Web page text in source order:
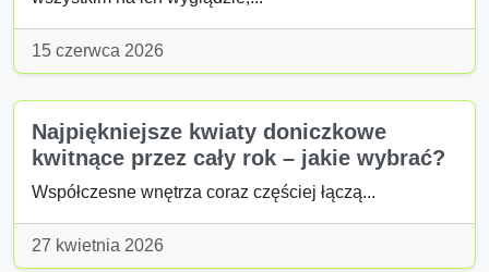
15 czerwca 2026
Najpiękniejsze kwiaty doniczkowe
kwitnące przez cały rok – jakie wybrać?
Współczesne wnętrza coraz częściej łączą...
27 kwietnia 2026